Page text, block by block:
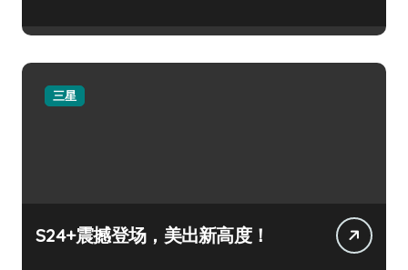
三星
S24+震撼登场，美出新高度！